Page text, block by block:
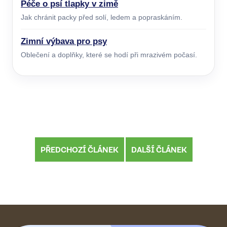
Péče o psí tlapky v zimě
Jak chránit packy před solí, ledem a popraskáním.
Zimní výbava pro psy
Oblečení a doplňky, které se hodí při mrazivém počasí.
PŘEDCHOZÍ ČLÁNEK DALŠÍ ČLÁNEK